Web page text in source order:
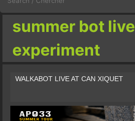
summer bot live
experiment
WALKABOT LIVE AT CAN XIQUET